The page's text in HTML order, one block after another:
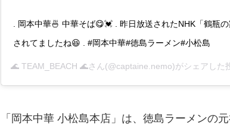
. 岡本中華🍜 中華そば😋💓 . 昨日放送されたNHK「鶴瓶
されてましたね😆 . #岡本中華#徳島ラーメン#小松島
🌊 TEAM_BEACH 🌊さん(@captaine.nemo)がシェアした
「岡本中華 小松島本店」は、徳島ラーメンの